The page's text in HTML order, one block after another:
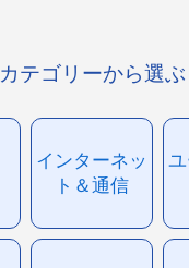
カテゴリーから選ぶ
インターネッ
ト＆通信